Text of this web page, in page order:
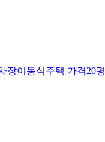
장이동식주택 가격20평